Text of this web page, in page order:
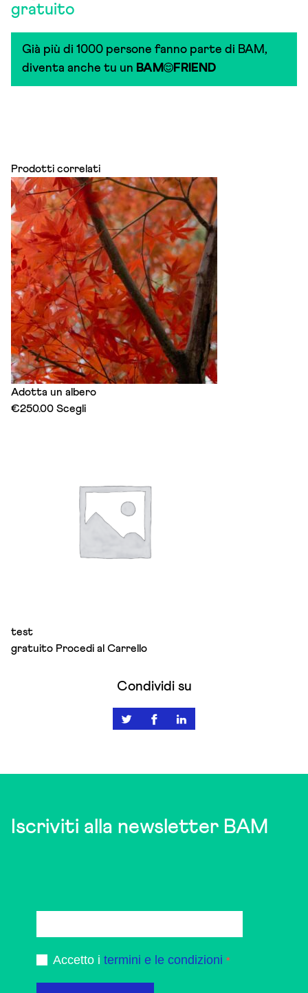
gratuito
Già più di 1000 persone fanno parte di BAM,
diventa anche tu un BAM FRIEND
Prodotti correlati
Adotta un albero
€250.00 ScegliThis
The
options
may
chosen
test
gratuito Procedi al Carrello
Condividi su
Iscriviti alla newsletter BAM
Accetto i termini e le condizioni